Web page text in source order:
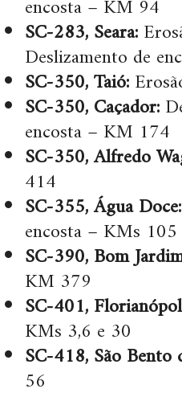
encosta – KM 94
SC-283, Seara:
Deslizamento de
SC-350, Taió:
SC-350, Caçador:
encosta – KM 174
SC-350, Alfredo
414
SC-355, Água Doce:
encosta – KMs
SC-390, Bom
KM 379
SC-401,
KMs 3,6 e 30
SC-418, São Bento
56